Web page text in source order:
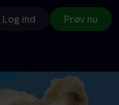
Log ind Prøv nu